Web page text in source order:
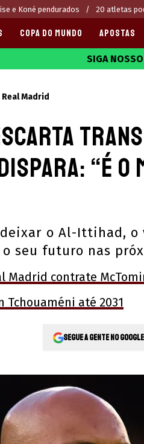
e Koné pendurados 20 atletas
2025
COPA DO MUNDO APOSTAS
SIGA
Real Madrid
“É
o Al-Ittihad, o
seu futuro nas
Madrid contrate
Tchouaméni até 2031
Segue a gente no